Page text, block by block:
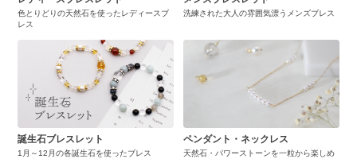
色とりどりの天然石を使ったレディースブ
レス
洗練された大人の雰囲気漂うメンズブレス
誕生石ブレスレット
1月～12月の各誕生石を使ったブレス
ペンダント・ネックレス
天然石・パワーストーンを一粒から楽しめ